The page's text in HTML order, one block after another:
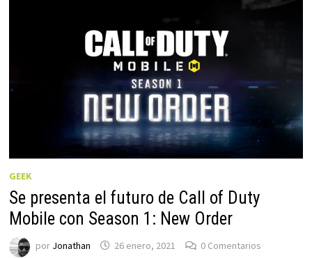
GEEK
Se presenta el futuro de Call of Duty
Mobile con Season 1: New Order
por Jonathan 26 enero, 2021 0 Comentarios